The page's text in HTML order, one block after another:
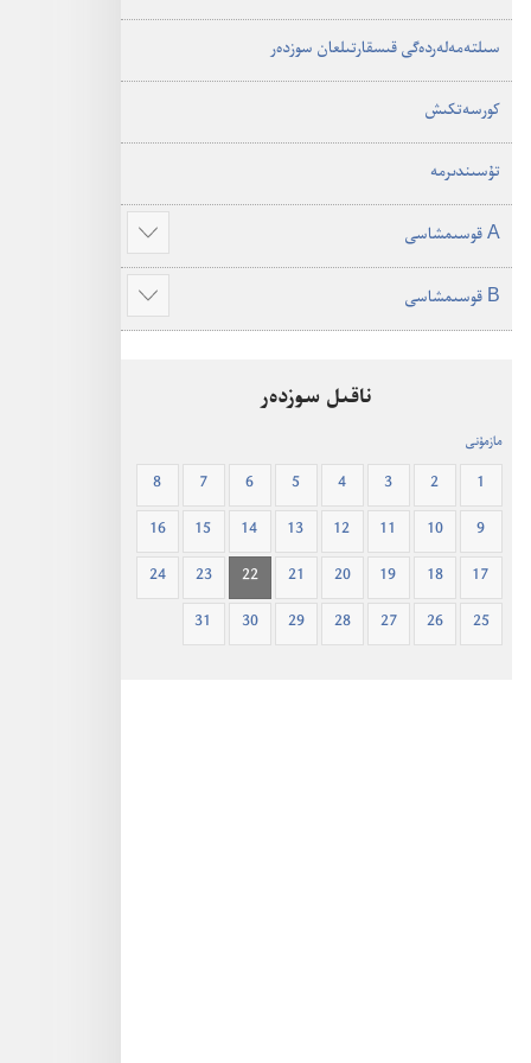
سىلتە‌مە‌لە‌ردە‌گى قىسقارتىلعان سوزدە‌ر
كورسە‌تكىش
تۇ‌سىندىرمە
A قوسىمشاسى
Show
more
Show
more
ناقىل سوزدە‌ر
مازمۇنى
1
2
3
4
5
6
7
8
9
10
11
12
13
14
15
16
17
18
19
20
21
22
23
24
25
26
27
28
29
30
31